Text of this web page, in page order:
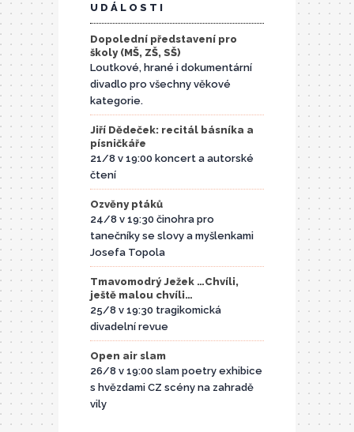
UDÁLOSTI
Dopolední představení pro
školy (MŠ, ZŠ, SŠ)
Loutkové, hrané i dokumentární
divadlo pro všechny věkové
kategorie.
Jiří Dědeček: recitál básníka a
písničkáře
21/8 v 19:00 koncert a autorské
čtení
Ozvěny ptáků
24/8 v 19:30 činohra pro
tanečníky se slovy a myšlenkami
Josefa Topola
Tmavomodrý Ježek …Chvíli,
ještě malou chvíli…
25/8 v 19:30 tragikomická
divadelní revue
Open air slam
26/8 v 19:00 slam poetry exhibice
s hvězdami CZ scény na zahradě
vily